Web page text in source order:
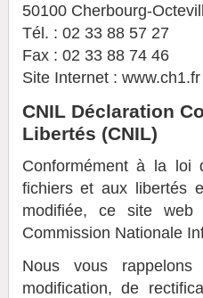
50100 Cherbourg-
Tél. : 02 33 88 57 27
Fax : 02 33 88 74 46
Site Internet : www.ch1.fr
CNIL Déclaration
Libertés (CNIL)
Conformément à la loi
fichiers et aux libertés
modifiée, ce site web
Commission Nationale
Nous vous
modification, de